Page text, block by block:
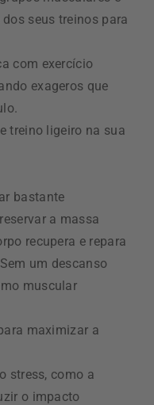
seus treinos para
com exercício
exageros que
treino ligeiro na sua
bastante
a massa
recupera e repara
um descanso
muscular
maximizar a
stress, como a
o impacto